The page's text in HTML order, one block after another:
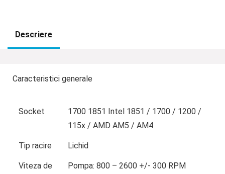
Descriere
Caracteristici generale
Socket
1700 1851 Intel 1851 / 1700 / 1200 /
115x / AMD AM5 / AM4
Tip racire Lichid
Viteza de
Pompa: 800 – 2600 +/- 300 RPM